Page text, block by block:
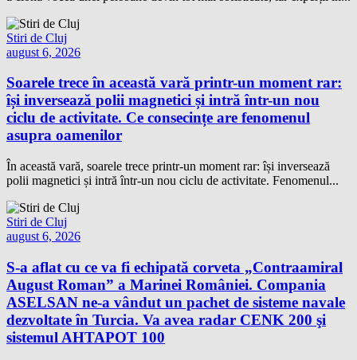
Stiri de Cluj
august 6, 2026
Soarele trece în această vară printr-un moment rar:
își inversează polii magnetici și intră într-un nou
ciclu de activitate. Ce consecințe are fenomenul
asupra oamenilor
În această vară, soarele trece printr-un moment rar: își inversează
polii magnetici și intră într-un nou ciclu de activitate. Fenomenul...
Stiri de Cluj
august 6, 2026
S-a aflat cu ce va fi echipată corveta „Contraamiral
August Roman” a Marinei României. Compania
ASELSAN ne-a vândut un pachet de sisteme navale
dezvoltate în Turcia. Va avea radar CENK 200 şi
sistemul AHTAPOT 100